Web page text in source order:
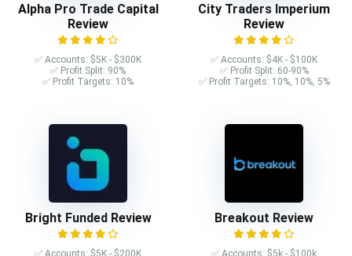
Alpha Pro Trade Capital
Review
✅ Accounts: $5K - $300K
✅ Profit Split: 90%
✅ Profit Targets: 10%
City Traders Imperium
Review
✅ Accounts: $4K - $100K
✅ Profit Split: 60-90%
✅ Profit Targets: 10%, 10%, 5%
Bright Funded Review Breakout Review